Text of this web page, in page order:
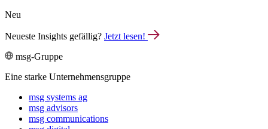
Neu
Neueste Insights gefällig? Jetzt lesen!
msg-Gruppe
Eine starke Unternehmensgruppe
msg systems ag
msg advisors
msg commu­ni­ca­tions